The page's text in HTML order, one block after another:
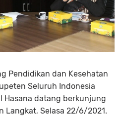
Pendidikan dan Kesehatan
Seluruh Indonesia
Hasana datang berkunjung
Langkat, Selasa 22/6/2021.